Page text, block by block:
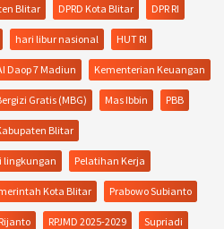
Blitar DPRD Kota Blitar DPR RI
hari libur nasional HUT RI
Daop 7 Madiun Kementerian Keuangan
Gratis (MBG) Mas Ibbin PBB
Blitar
lingkungan Pelatihan Kerja
Kota Blitar Prabowo Subianto
Rijanto RPJMD 2025-2029 Supriadi